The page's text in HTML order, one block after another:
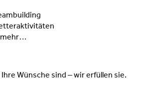
mehr…
Wünsche sind – wir erfüllen sie.